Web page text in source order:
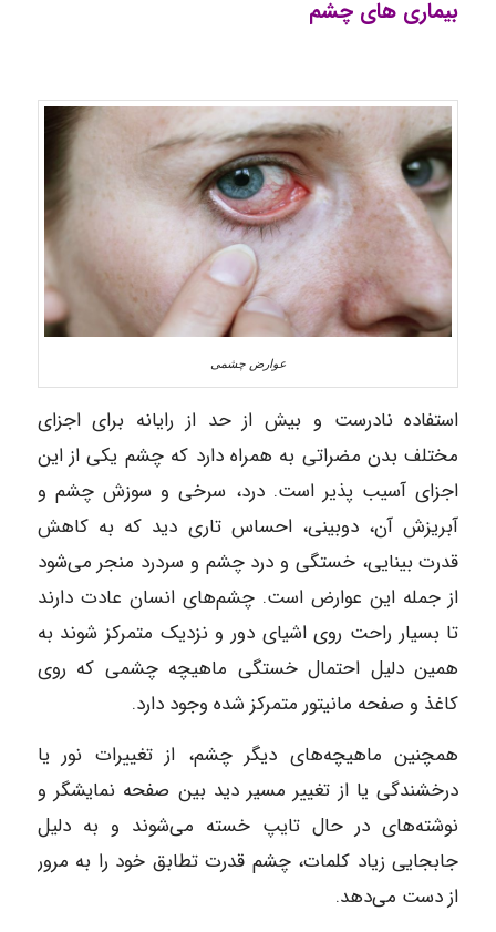
بیماری های چشم
عوارض چشمی
استفاده نادرست و بیش از حد از رایانه برای اجزای
مختلف بدن مضراتی به همراه دارد که چشم یکی از این
اجزای آسیب پذیر است. درد، سرخی و سوزش چشم و
آبریزش آن، دوبینی، احساس تاری دید که به کاهش
قدرت بینایی، خستگی و درد چشم و سردرد منجر می‌شود
از جمله این عوارض است. چشم‌های انسان عادت دارند
تا بسیار راحت روی اشیای دور و نزدیک متمرکز شوند به
همین دلیل احتمال خستگی ماهیچه چشمی که روی
کاغذ و صفحه مانیتور متمرکز شده وجود دارد.
همچنین ماهیچه‌های دیگر چشم، از تغییرات نور یا
درخشندگی یا از تغییر مسیر دید بین صفحه نمایشگر و
نوشته‌های در حال تایپ خسته می‌شوند و به دلیل
جابجایی زیاد کلمات، چشم قدرت تطابق خود را به مرور
از دست می‌دهد.